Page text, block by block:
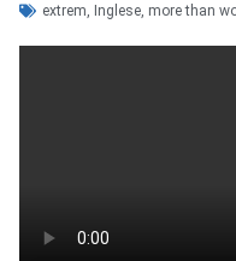
extrem Inglese more than